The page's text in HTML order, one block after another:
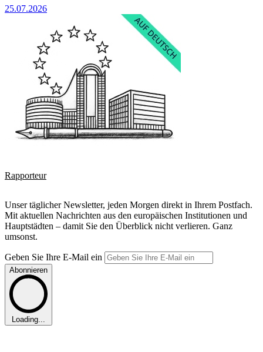
25.07.2026
Rapporteur
Unser täglicher Newsletter, jeden Morgen direkt in Ihrem Postfach.
Mit aktuellen Nachrichten aus den europäischen Institutionen und
Hauptstädten – damit Sie den Überblick nicht verlieren. Ganz
umsonst.
Geben Sie Ihre E-Mail ein
Abonnieren
Loading...